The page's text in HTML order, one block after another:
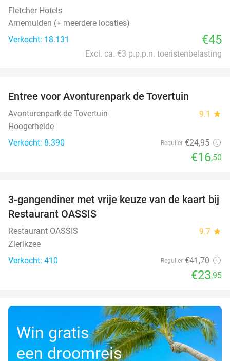
Fletcher Hotels
Arnemuiden (+ meerdere locaties)
Verkocht: 18.131
€45
Excl. ca. €3 p.p.p.n. toeristenbelasting
Entree voor Avonturenpark de Tovertuin
Avonturenpark de Tovertuin 9.1 star
Hoogerheide
Verkocht: 8.390
Regulier €24,95
€16,50
43%
3-gangendiner met vrije keuze van de kaart bij
Restaurant OASSIS
Restaurant OASSIS 9.7 star
Zierikzee
Verkocht: 410
Regulier €41,70
€23,95
Win gratis
een droomreis